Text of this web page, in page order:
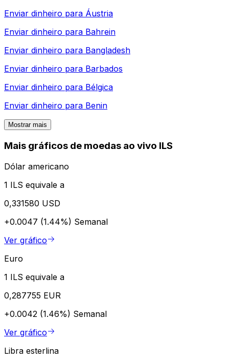
Enviar dinheiro para Áustria
Enviar dinheiro para Bahrein
Enviar dinheiro para Bangladesh
Enviar dinheiro para Barbados
Enviar dinheiro para Bélgica
Enviar dinheiro para Benin
Mostrar mais
Mais gráficos de moedas ao vivo ILS
Dólar americano
1 ILS equivale a
0,331580 USD
+0.0047 (1.44%) Semanal
Ver gráfico
Euro
1 ILS equivale a
0,287755 EUR
+0.0042 (1.46%) Semanal
Ver gráfico
Libra esterlina